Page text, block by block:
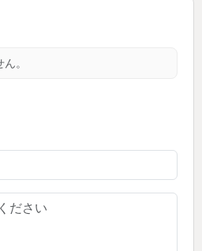
「ゾイも良かったな」と後
、良い体験だった。
。